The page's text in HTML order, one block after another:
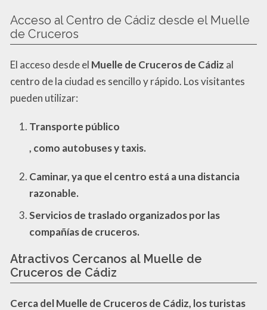
Acceso al Centro de Cádiz desde el Muelle
de Cruceros
El acceso desde el Muelle de Cruceros de Cádiz al
centro de la ciudad es sencillo y rápido. Los visitantes
pueden utilizar:
Transporte público
, como autobuses y taxis.
Caminar, ya que el centro está a una distancia
razonable.
Servicios de traslado organizados por las
compañías de cruceros.
Atractivos Cercanos al Muelle de
Cruceros de Cádiz
Cerca delMuelle de Cruceros de Cádiz, los turistas